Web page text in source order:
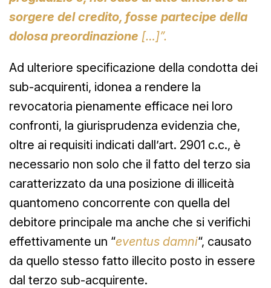
sorgere del credito, fosse partecipe della
dolosa preordinazione […]”.
Ad ulteriore specificazione della condotta dei
sub-acquirenti, idonea a rendere la
revocatoria pienamente efficace nei loro
confronti, la giurisprudenza evidenzia che,
oltre ai requisiti indicati dall’art. 2901 c.c., è
necessario non solo che il fatto del terzo sia
caratterizzato da una posizione di illiceità
quantomeno concorrente con quella del
debitore principale ma anche che si verifichi
effettivamente un “eventus damni“, causato
da quello stesso fatto illecito posto in essere
dal terzo sub-acquirente.